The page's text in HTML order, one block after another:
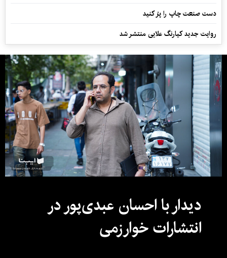
دست صنعت چاپ را پرُ کنید
روایت جدید کیارنگ علایی منتشر شد
دیدار با احسان عبدی‌پور در
انتشارات خوارزمی